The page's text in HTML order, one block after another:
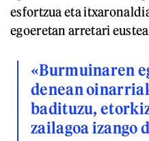
esfortzua eta
egoeretan arretari
«Burmuinaren
denean
badituzu,
zailagoa izango